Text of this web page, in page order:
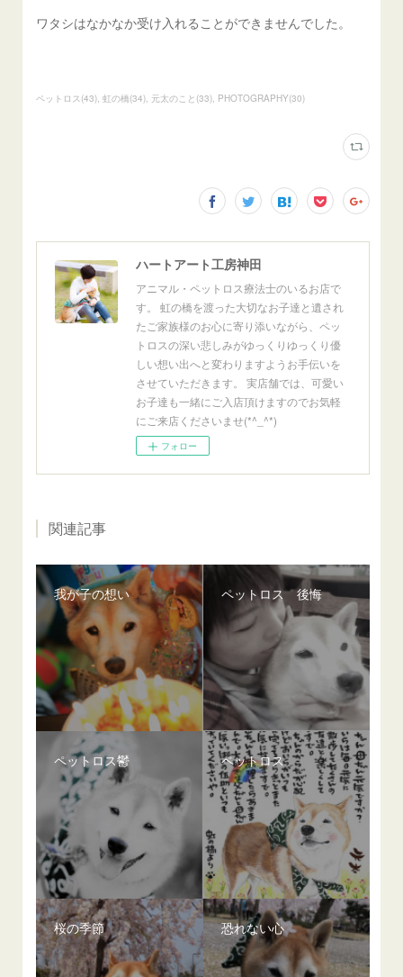
ワタシはなかなか受け入れることができませんでした。
ペットロス (43) 虹の橋(34) 元太のこと (33) PHOTOGRAPHY(30)
ハートアート工房神田
アニマル・ペットロス療法士のいるお店で
す。 虹の橋を渡った大切なお子達と遺され
たご家族様のお心に寄り添いながら、ペッ
トロスの深い悲しみがゆっくりゆっくり優
しい想い出へと変わりますようお手伝いを
させていただきます。 実店舗では、可愛い
お子達も一緒にご入店頂けますのでお気軽
にご来店くださいませ(*^_^*)
フォロー
関連記事
我が子の想い ペットロス 後悔
ペットロス鬱 ペットロス
桜の季節 恐れない心